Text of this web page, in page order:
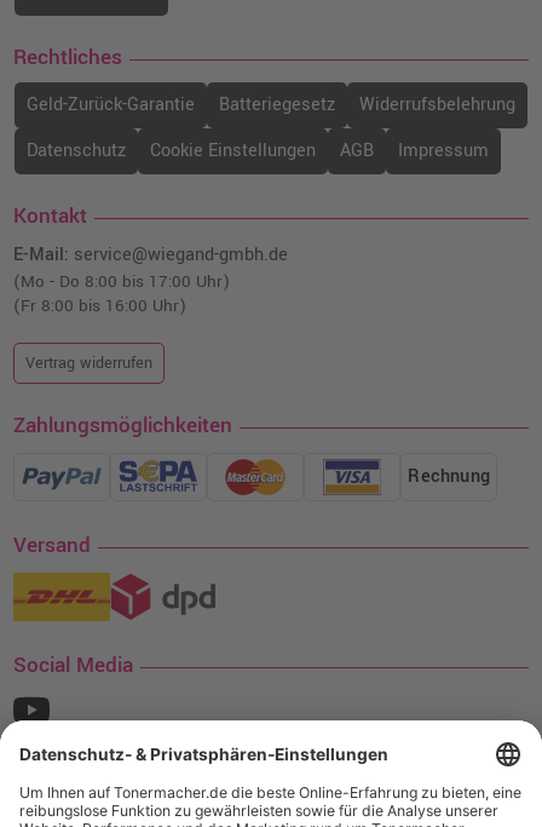
Rechtliches
Geld-Zurück-Garantie Batteriegesetz
Widerrufsbelehrung
Datenschutz
Cookie Einstellungen AGB Impressum
Kontakt
E-Mail: service@wiegand-gmbh.de
(Mo - Do 8:00 bis 17:00 Uhr)
(Fr 8:00 bis 16:00 Uhr)
Vertrag widerrufen
Zahlungsmöglichkeiten
Rechnung
Versand
Social Media
¹ Nur gültig für den Versand innerhalb Deutschlands. Befindet sich ein Warenwert
von mindestens 35€ (inkl. Mwst.) an Ampertec Artikeln in Ihrem Warenkorb, ist der
Versand für Sie kostenfrei.